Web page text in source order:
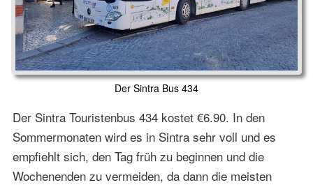
Der Sintra Bus 434
Der Sintra Touristenbus 434 kostet €6.90. In den
Sommermonaten wird es in Sintra sehr voll und es
empfiehlt sich, den Tag früh zu beginnen und die
Wochenenden zu vermeiden, da dann die meisten